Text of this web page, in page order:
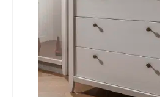
Unsere Massivmöbel sind so
Gebrauch in Haushalten geeignet
kommerziellen Gebrauch geeignet.
Unsere Massivholzmöbel sind nicht